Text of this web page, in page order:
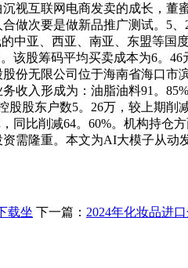
视互联网电商发卖的成长，
做次要是做新品推广测试。5
中亚、西亚、南亚、东盟等国
该股筹码平均买卖成本为6。
份无限公司位于海南省海口市
收入形成为：油脂油料91。
股东户数5。26万，较上期削
同比削减64。60%。机构持
需隆重。本文为AI大模子从
载坐 下一篇： 2024年化妆品进